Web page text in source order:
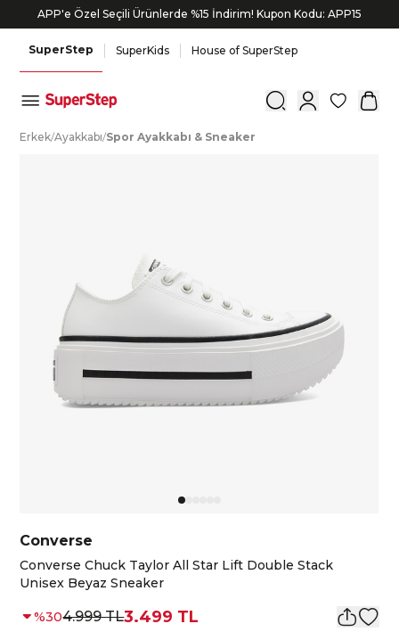
APP'e Özel Seçili Ürünlerde %15 İndirim! Kupon Kodu: APP15
SuperStep SuperKids House of SuperStep
0
Erkek/Ayakkabı/Spor Ayakkabı & Sneaker
Converse
Converse Chuck Taylor All Star Lift Double Stack
Unisex Beyaz Sneaker
%304.999 TL3.499 TL